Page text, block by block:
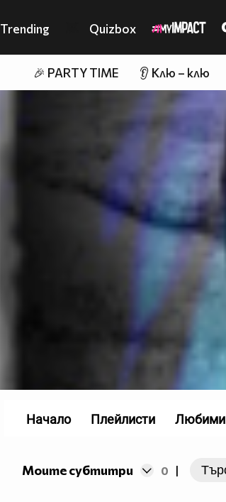
Trending Quizbox
🎉 PARTY TIME 👂 Клю – клю
Моите субтитри 0 |
Начало Плейлисти Любими